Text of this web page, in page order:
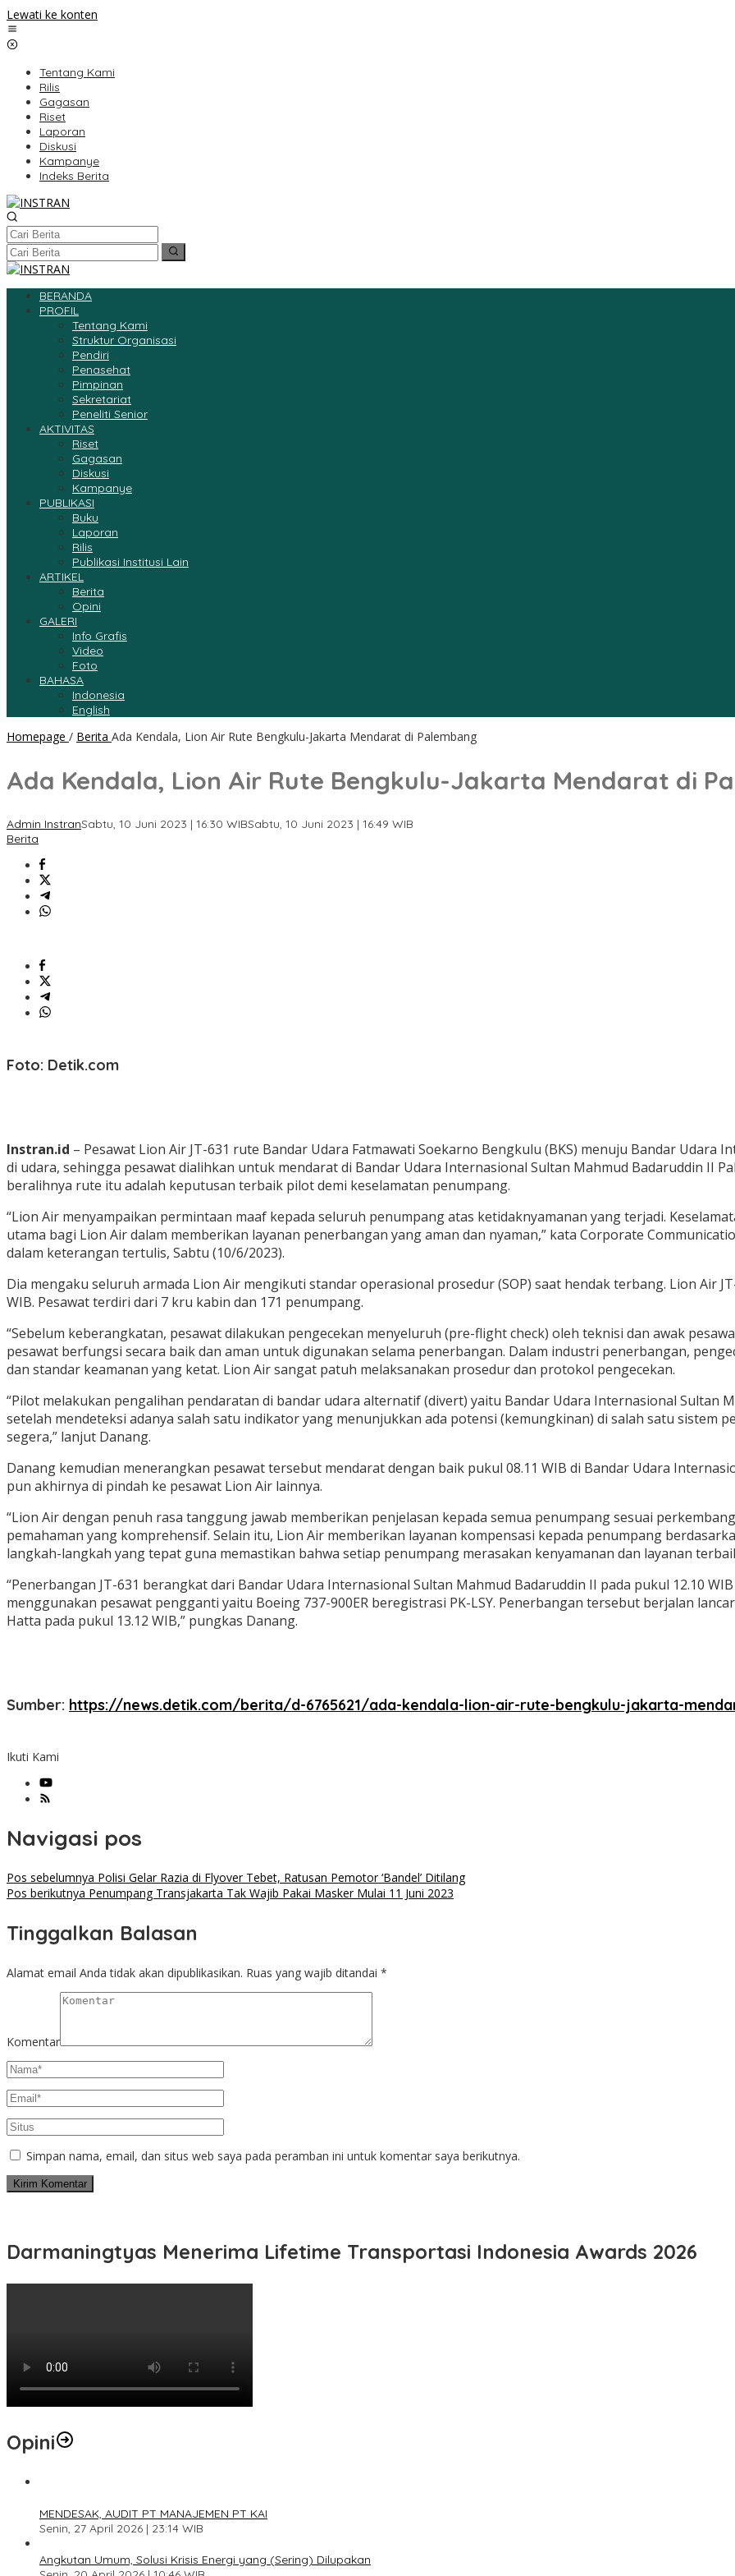
Lewati ke konten
Tentang Kami
Rilis
Gagasan
Riset
Laporan
Diskusi
Kampanye
Indeks Berita
BERANDA
PROFIL
Tentang Kami
Struktur Organisasi
Pendiri
Penasehat
Pimpinan
Sekretariat
Peneliti Senior
AKTIVITAS
Riset
Gagasan
Diskusi
Kampanye
PUBLIKASI
Buku
Laporan
Rilis
Publikasi Institusi Lain
ARTIKEL
Berita
Opini
GALERI
Info Grafis
Video
Foto
BAHASA
Indonesia
English
Homepage / Berita Ada Kendala, Lion Air Rute Bengkulu-Jakarta Mendarat di Palembang
Ada Kendala, Lion Air Rute Bengkulu-Jakarta Mendarat di
Admin InstranSabtu, 10 Juni 2023 | 16:30 WIBSabtu, 10 Juni 2023 | 16:49 WIB
Berita
Foto: Detik.com
Instran.id – Pesawat Lion Air JT-631 rute Bandar Udara Fatmawati Soekarno Bengkulu (BKS) menuju Bandar Udara
di udara, sehingga pesawat dialihkan untuk mendarat di Bandar Udara Internasional Sultan Mahmud Badaruddin II
beralihnya rute itu adalah keputusan terbaik pilot demi keselamatan penumpang.
“Lion Air menyampaikan permintaan maaf kepada seluruh penumpang atas ketidaknyamanan yang terjadi.
utama bagi Lion Air dalam memberikan layanan penerbangan yang aman dan nyaman,” kata Corporate
dalam keterangan tertulis, Sabtu (10/6/2023).
Dia mengaku seluruh armada Lion Air mengikuti standar operasional prosedur (SOP) saat hendak terbang. Lion Air
WIB. Pesawat terdiri dari 7 kru kabin dan 171 penumpang.
“Sebelum keberangkatan, pesawat dilakukan pengecekan menyeluruh (pre-flight check) oleh teknisi dan awak
pesawat berfungsi secara baik dan aman untuk digunakan selama penerbangan. Dalam industri penerbangan,
dan standar keamanan yang ketat. Lion Air sangat patuh melaksanakan prosedur dan protokol pengecekan.
“Pilot melakukan pengalihan pendaratan di bandar udara alternatif (divert) yaitu Bandar Udara Internasional Sultan
setelah mendeteksi adanya salah satu indikator yang menunjukkan ada potensi (kemungkinan) di salah satu sistem
segera,” lanjut Danang.
Danang kemudian menerangkan pesawat tersebut mendarat dengan baik pukul 08.11 WIB di Bandar Udara
pun akhirnya di pindah ke pesawat Lion Air lainnya.
“Lion Air dengan penuh rasa tanggung jawab memberikan penjelasan kepada semua penumpang sesuai
pemahaman yang komprehensif. Selain itu, Lion Air memberikan layanan kompensasi kepada penumpang
langkah-langkah yang tepat guna memastikan bahwa setiap penumpang merasakan kenyamanan dan layanan
“Penerbangan JT-631 berangkat dari Bandar Udara Internasional Sultan Mahmud Badaruddin II pada pukul 12.10
menggunakan pesawat pengganti yaitu Boeing 737-900ER beregistrasi PK-LSY. Penerbangan tersebut berjalan
Hatta pada pukul 13.12 WIB,” pungkas Danang.
Sumber: https://news.detik.com/berita/d-6765621/ada-kendala-lion-air-rute-bengkulu-jakarta-
Ikuti Kami
Navigasi pos
Pos sebelumnya Polisi Gelar Razia di Flyover Tebet, Ratusan Pemotor ‘Bandel’ Ditilang
Pos berikutnya Penumpang Transjakarta Tak Wajib Pakai Masker Mulai 11 Juni 2023
Tinggalkan Balasan
Alamat email Anda tidak akan dipublikasikan. Ruas yang wajib ditandai *
Komentar
Simpan nama, email, dan situs web saya pada peramban ini untuk komentar saya berikutnya.
Darmaningtyas Menerima Lifetime Transportasi Indonesia Awards 2026
Opini
MENDESAK, AUDIT PT MANAJEMEN PT KAI
Senin, 27 April 2026 | 23:14 WIB
Angkutan Umum, Solusi Krisis Energi yang (Sering) Dilupakan